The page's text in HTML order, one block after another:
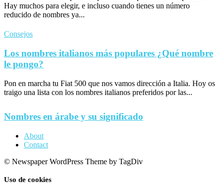
Hay muchos para elegir, e incluso cuando tienes un número
reducido de nombres ya...
Consejos
Los nombres italianos más populares ¿Qué nombre
le pongo?
Pon en marcha tu Fiat 500 que nos vamos dirección a Italia. Hoy os
traigo una lista con los nombres italianos preferidos por las...
Nombres en árabe y su significado
About
Contact
© Newspaper WordPress Theme by TagDiv
Uso de cookies